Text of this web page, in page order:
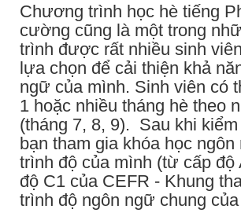
Chương trình học hè tiếng
cường cũng là một trong
trình được rất nhiều sinh
lựa chọn để cải thiện khả
ngữ của mình. Sinh viên có
1 hoặc nhiều tháng hè theo
(tháng 7, 8, 9). Sau khi
bạn tham gia khóa học
trình độ của mình (từ cấp độ
độ C1 của CEFR - Khung
trình độ ngôn ngữ chung